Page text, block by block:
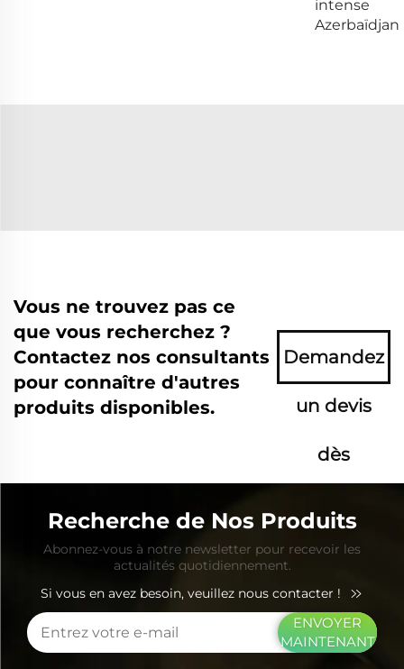
intense
Azerbaïdjan
Vous ne trouvez pas ce
que vous recherchez ?
Contactez nos consultants
pour connaître d'autres
produits disponibles.
Demandez
un devis
dès
Recherche de Nos Produits
Abonnez-vous à notre newsletter pour recevoir les
actualités quotidiennement.
Si vous en avez besoin, veuillez nous contacter !
ENVOYER
MAINTENANT